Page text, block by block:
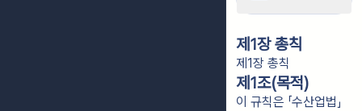
제1장 총칙
제1장 총칙
제1조(목적)
이 규칙은 「수산업법」